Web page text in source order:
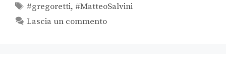
#gregoretti, #MatteoSalvini
Lascia un commento